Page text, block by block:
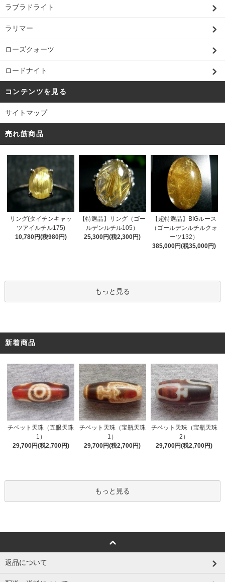
ラブラドライト
ラリマー
ローズクォーツ
ロードナイト
コンテンツを見る
サイトマップ
売れ筋商品
リング(タイチンキャッ
ツアイルチル175)
10,780円(税980円)
【特選品】リング（ゴー
ルデンルチル105）
25,300円(税2,300円)
【超特選品】BIGルース
（ゴールデンルチルクォ
ーツ132）
385,000円(税35,000円)
もっと見る
新着商品
チベット天珠（五眼天珠
1）
29,700円(税2,700円)
チベット天珠（宝瓶天珠
1）
29,700円(税2,700円)
チベット天珠（宝瓶天珠
2）
29,700円(税2,700円)
もっと見る
返品について